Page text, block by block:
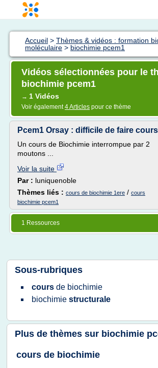
Accueil > Thèmes & vidéos : formation
moléculaire > biochimie pcem1
Vidéos sélectionnées pour le
biochimie pcem1
→ 1 Vidéos
Voir également4 Articles pour ce thème
Pcem1 Orsay : difficile de faire
Un cours de Biochimie interrompue par 2
moutons ...
Voir la suite
Par : luniquenoble
Thèmes liés : cours de biochimie 1ere / cours
biochimie pcem1
1 Ressources
Sous-rubriques
cours de biochimie
biochimie structurale
Plus de thèmes sur biochimie
cours de biochimie